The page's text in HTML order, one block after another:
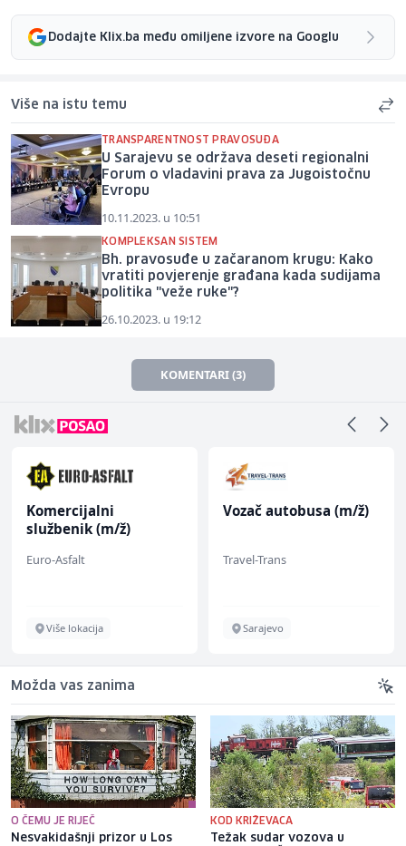
Dodajte Klix.ba među omiljene izvore na Googlu
Više na istu temu
TRANSPARENTNOST PRAVOSUĐA
U Sarajevu se održava deseti regionalni
Forum o vladavini prava za Jugoistočnu
Evropu
10.11.2023. u 10:51
KOMPLEKSAN SISTEM
Bh. pravosuđe u začaranom krugu: Kako
vratiti povjerenje građana kada sudijama
politika "veže ruke"?
26.10.2023. u 19:12
KOMENTARI (3)
Komercijalni
službenik (m/ž)
Euro-Asfalt
Više lokacija
Vozač autobusa (m/ž)
Travel-Trans
Sarajevo
Možda vas zanima
O ČEMU JE RIJEČ
Nesvakidašnji prizor u Los
KOD KRIŽEVACA
Težak sudar vozova u